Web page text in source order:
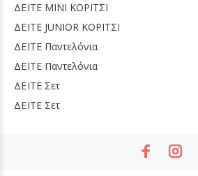
ΔΕΙΤΕ MINI ΚΟΡΙΤΣΙ
ΔΕΙΤΕ JUNIOR ΚΟΡΙΤΣΙ
ΔΕΙΤΕ Παντελόνια
ΔΕΙΤΕ Παντελόνια
ΔΕΙΤΕ Σετ
ΔΕΙΤΕ Σετ